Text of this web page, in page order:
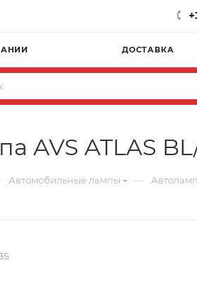
ДОСТАВКА
AVS ATLAS
Автомобильные лампы —